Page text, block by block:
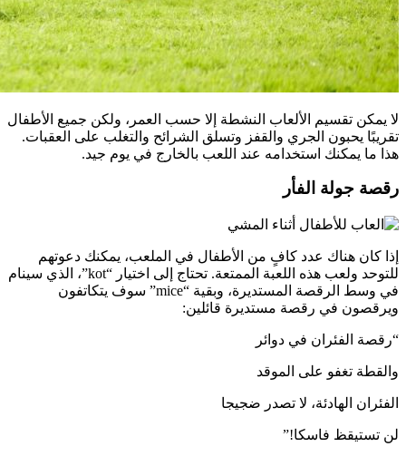
لا يمكن تقسيم الألعاب النشطة إلا حسب العمر، ولكن جميع الأطفال
تقريبًا يحبون الجري والقفز وتسلق الشرائح والتغلب على العقبات.
هذا ما يمكنك استخدامه عند اللعب بالخارج في يوم جيد.
رقصة جولة الفأر
إذا كان هناك عدد كافٍ من الأطفال في الملعب، يمكنك دعوتهم
للتوحد ولعب هذه اللعبة الممتعة. تحتاج إلى اختيار “kot”، الذي سينام
في وسط الرقصة المستديرة، وبقية “mice” سوف يتكاتفون
ويرقصون في رقصة مستديرة قائلين:
“رقصة الفئران في دوائر
والقطة تغفو على الموقد
الفئران الهادئة، لا تصدر ضجيجا
لن تستيقظ فاسكا!”